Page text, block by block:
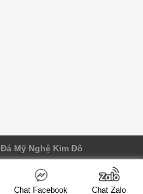
Đá Mỹ Nghệ Kim Đô
Chat Facebook Chat Zalo